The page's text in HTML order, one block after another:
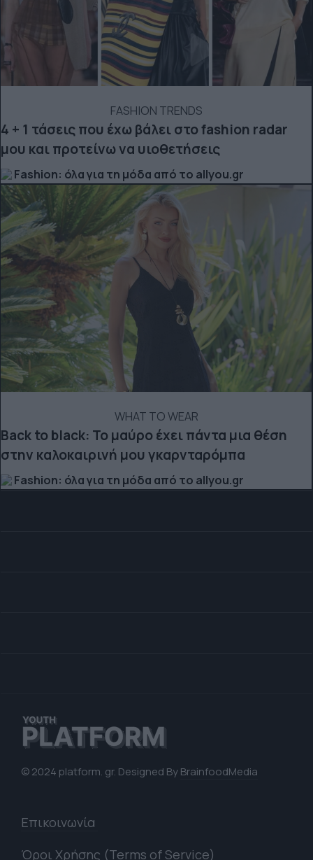
FASHION TRENDS
4 + 1 τάσεις που έχω βάλει στο fashion radar
μου και προτείνω να υιοθετήσεις
Fashion: όλα για τη μόδα από το allyou.gr
WHAT TO WEAR
Back to black: Το μαύρο έχει πάντα μια θέση
στην καλοκαιρινή μου γκαρνταρόμπα
Fashion: όλα για τη μόδα από το allyou.gr
© 2024 platform. gr. Designed ByBrainfoodMedia
Επικοινωνία
Όροι Χρήσης (Terms of Service)